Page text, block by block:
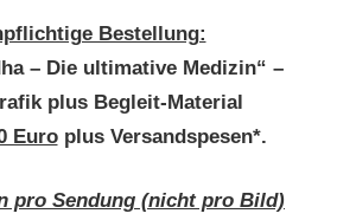
Bestellung:
– Die ultimative Medizin“ –
plus Begleit-Material
Europlus Versandspesen*.
pro Sendung (nicht pro Bild)